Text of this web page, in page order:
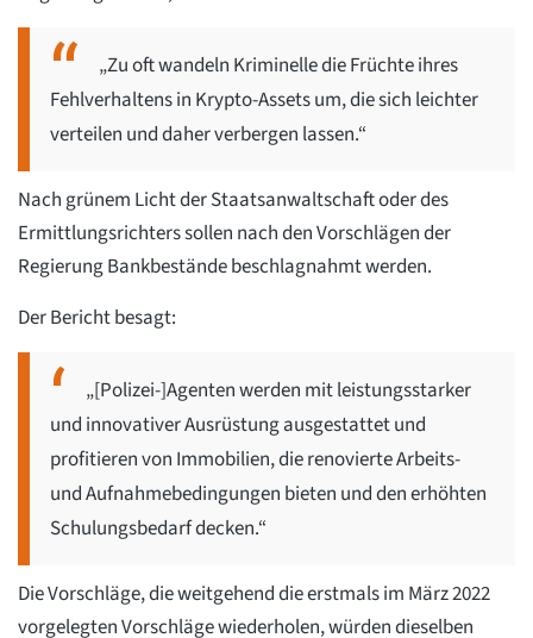
„Zu oft wandeln Kriminelle die Früchte ihres
Fehlverhaltens in Krypto-Assets um, die sich leichter
verteilen und daher verbergen lassen.“
Nach grünem Licht der Staatsanwaltschaft oder des
Ermittlungsrichters sollen nach den Vorschlägen der
Regierung Bankbestände beschlagnahmt werden.
Der Bericht besagt:
„[Polizei-]Agenten werden mit leistungsstarker
und innovativer Ausrüstung ausgestattet und
profitieren von Immobilien, die renovierte Arbeits-
und Aufnahmebedingungen bieten und den erhöhten
Schulungsbedarf decken.“
Die Vorschläge, die weitgehend die erstmals im März 2022
vorgelegten Vorschläge wiederholen, würden dieselben